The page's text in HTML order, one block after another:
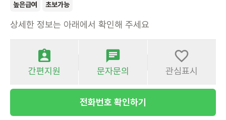
높은급여 초보가능
상세한 정보는 아래에서 확인해 주세요
간편지원 문자문의 관심표시
전화번호 확인하기